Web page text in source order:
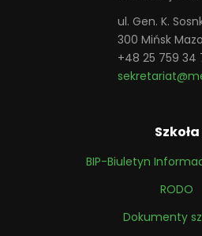
ul. Gen. K.
300 Mińsk
+48 25 759 34
Szkoła
BIP-Biuletyn
RODO
Dokumenty